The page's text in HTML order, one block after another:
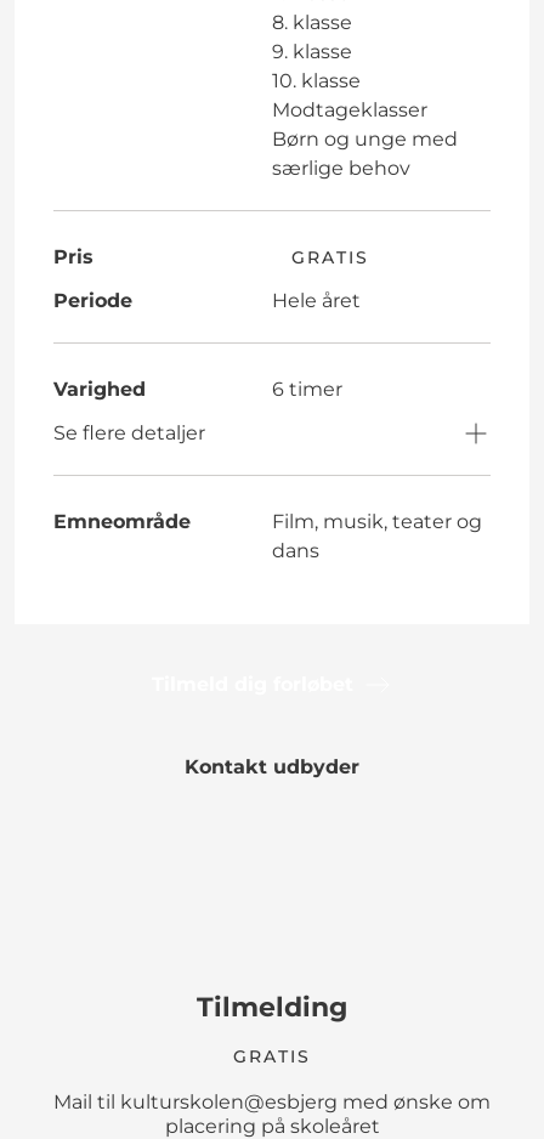
8. klasse
9. klasse
10. klasse
Modtageklasser
Børn og unge med
særlige behov
Pris GRATIS
Periode Hele året
Varighed
6 timer
Se flere detaljer
Emneområde
Film, musik, teater og
dans
Kontakt udbyder
Tilmelding
GRATIS
Mail til kulturskolen@esbjerg med ønske om
placering på skoleåret